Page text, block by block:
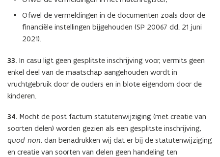
Ofwel de vermeldingen in de documenten zoals door de
financiële instellingen bijgehouden (SP 20067 dd. 21 juni
2021).
33. In casu ligt geen gesplitste inschrijving voor, vermits geen
enkel deel van de maatschap aangehouden wordt in
vruchtgebruik door de ouders en in blote eigendom door de
kinderen.
34. Mocht de post factum statutenwijziging (met creatie van
soorten delen) worden gezien als een gesplitste inschrijving,
quod non, dan benadrukken wij dat er bij de statutenwijziging
en creatie van soorten van delen geen handeling ten